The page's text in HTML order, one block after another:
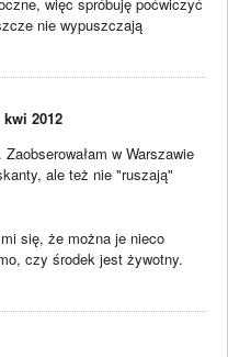
nie wypuszczają
kwi 2012
w Warszawie
ale też nie "ruszają"
się, że można je nieco
czy środek jest żywotny.